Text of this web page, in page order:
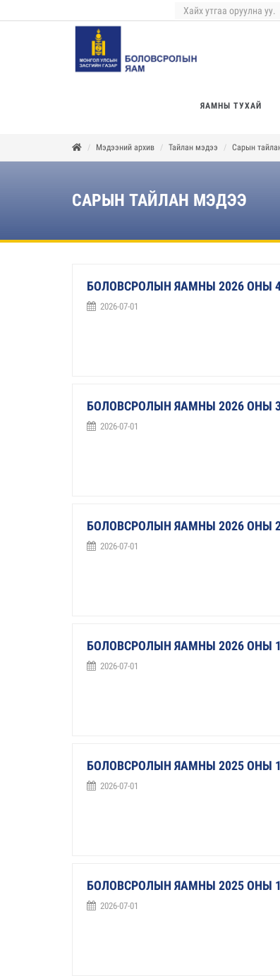
ЯАМНЫ ТУХАЙ
Мэдээний архив Тайлан мэдээ Сарын
САРЫН ТАЙЛАН МЭДЭЭ
БОЛОВСРОЛЫН ЯАМНЫ 2026 ОНЫ
2026-07-01
БОЛОВСРОЛЫН ЯАМНЫ 2026 ОНЫ
2026-07-01
БОЛОВСРОЛЫН ЯАМНЫ 2026 ОНЫ
2026-07-01
БОЛОВСРОЛЫН ЯАМНЫ 2026 ОНЫ
2026-07-01
БОЛОВСРОЛЫН ЯАМНЫ 2025 ОНЫ
2026-07-01
БОЛОВСРОЛЫН ЯАМНЫ 2025 ОНЫ
2026-07-01